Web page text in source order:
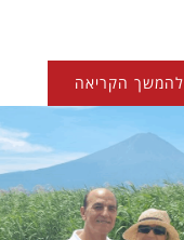
להמשך הקריאה